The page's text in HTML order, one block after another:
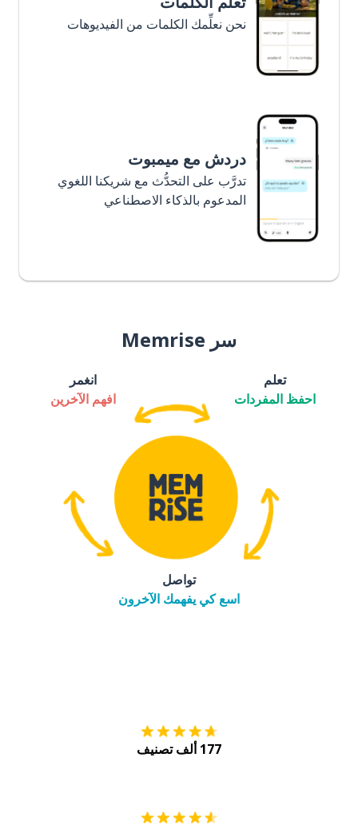
نحن نعلِّمك الكلمات من الفيديوهات
دردش مع ميمبوت
تدرَّب على التحدُّث مع شريكنا اللغوي
المدعوم بالذكاء الاصطناعي
سر Memrise
تعلم
احفظ المفردات
انغمر
افهم الآخرين
تواصل
اسع كي يفهمك الآخرون
177 ألف تصنيف